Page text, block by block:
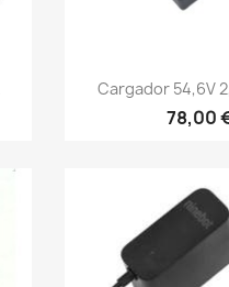
Vista
Cargador 54,6V
78,00